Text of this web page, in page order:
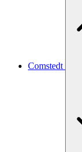
Comstedt